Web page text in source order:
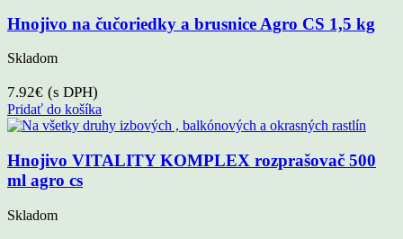
Hnojivo na čučoriedky a brusnice Agro CS 1,5 kg
Skladom
7.92€ (s DPH)
Pridať do košíka
Hnojivo VITALITY KOMPLEX rozprašovač 500
ml agro cs
Skladom